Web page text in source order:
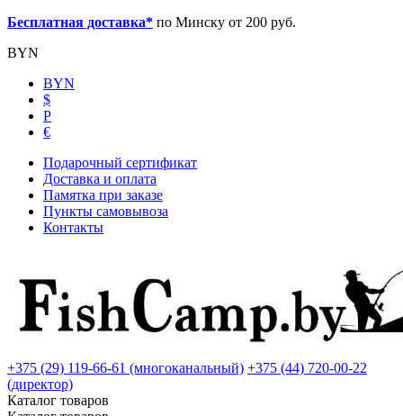
Бесплатная доставка* по Минску от 200 руб.
BYN
BYN
$
Р
€
Подарочный сертификат
Доставка и оплата
Памятка при заказе
Пункты самовывоза
Контакты
+375 (29) 119-66-61 (многоканальный) +375 (44) 720-00-22
(директор)
Каталог товаров